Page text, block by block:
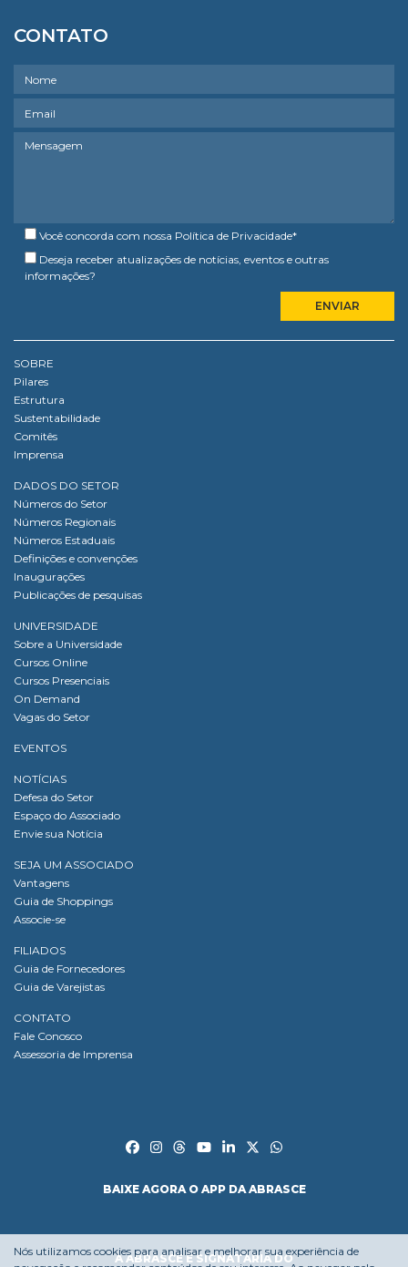
CONTATO
Você concorda com nossa Política de Privacidade*
Deseja receber atualizações de notícias, eventos e outras
informações?
SOBRE
Pilares
Estrutura
Sustentabilidade
Comitês
Imprensa
DADOS DO SETOR
Números do Setor
Números Regionais
Números Estaduais
Definições e convenções
Inaugurações
Publicações de pesquisas
UNIVERSIDADE
Sobre a Universidade
Cursos Online
Cursos Presenciais
On Demand
Vagas do Setor
EVENTOS
NOTÍCIAS
Defesa do Setor
Espaço do Associado
Envie sua Notícia
SEJA UM ASSOCIADO
Vantagens
Guia de Shoppings
Associe-se
FILIADOS
Guia de Fornecedores
Guia de Varejistas
CONTATO
Fale Conosco
Assessoria de Imprensa
BAIXE AGORA O APP DA ABRASCE
A ABRASCE É SIGNATÁRIA DO
Nós utilizamos cookies para analisar e melhorar sua experiência de